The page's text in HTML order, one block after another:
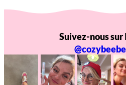
Suivez-nous